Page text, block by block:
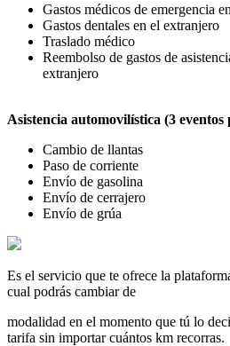
Gastos médicos de emergencia
Gastos dentales en el extranjero
Traslado médico
Reembolso de gastos de
extranjero
Asistencia automovilística (3 eventos
Cambio de llantas
Paso de corriente
Envío de gasolina
Envío de cerrajero
Envío de grúa
Es el servicio que te ofrece la
cual podrás cambiar de
modalidad en el momento que tú lo
tarifa sin importar cuántos km recorras.